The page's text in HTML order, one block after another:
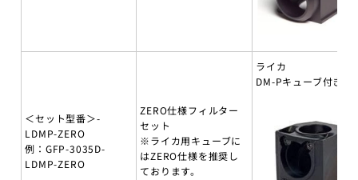
＜セット型番＞-
LDMP-ZERO
例：GFP-3035D-
LDMP-ZERO
ZERO仕様フィルター
セット
※ライカ用キューブに
はZERO仕様を推奨し
ております。
ライカ
DM-Pキューブ付き